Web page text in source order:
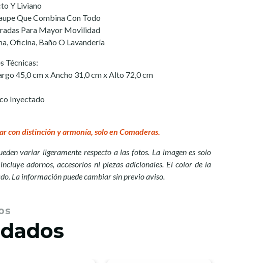
Y Liviano
Que Combina Con Todo
Para Mayor Movilidad
Oficina, Baño O Lavandería
Técnicas:
45,0 cm x Ancho 31,0 cm x Alto 72,0 cm
Inyectado
con distinción y armonía, solo en Comaderas.
variar ligeramente respecto a las fotos. La imagen es solo
adornos, accesorios ni piezas adicionales. El color de la
La información puede cambiar sin previo aviso.